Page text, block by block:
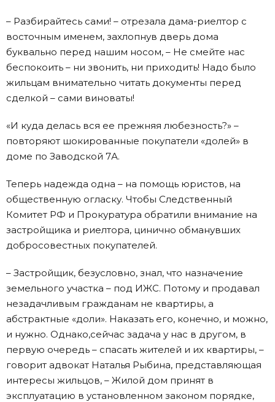
– Разбирайтесь сами! – отрезала дама-риелтор с
восточным именем, захлопнув дверь дома
буквально перед нашим носом, – Не смейте нас
беспокоить – ни звонить, ни приходить! Надо было
жильцам внимательно читать документы перед
сделкой – сами виноваты!
«И куда делась вся ее прежняя любезность?» –
повторяют шокированные покупатели «долей» в
доме по Заводской 7А.
Теперь надежда одна – на помощь юристов, на
общественную огласку. Чтобы Следственный
Комитет РФ и Прокуратура обратили внимание на
застройщика и риелтора, цинично обманувших
добросовестных покупателей.
– Застройщик, безусловно, знал, что назначение
земельного участка – под ИЖС. Потому и продавал
незадачливым гражданам не квартиры, а
абстрактные «доли». Наказать его, конечно, и можно,
и нужно. Однако,сейчас задача у нас в другом, в
первую очередь – спасать жителей и их квартиры, –
говорит адвокат Наталья Рыбина, представляющая
интересы жильцов, – Жилой дом принят в
эксплуатацию в установленном законом порядке,